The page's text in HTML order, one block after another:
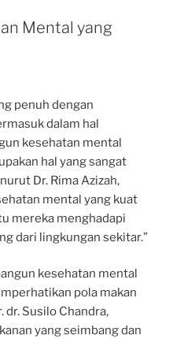
Mental yang
penuh dengan
dalam hal
kesehatan mental
hal yang sangat
Dr. Rima Azizah,
mental yang kuat
mereka menghadapi
dari lingkungan sekitar.”
kesehatan mental
pola makan
dr. Susilo Chandra,
yang seimbang dan